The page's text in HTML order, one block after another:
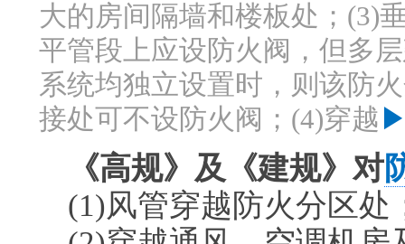
大的房间隔墙和楼板处；(3)
平管段上应设防火阀，但多
系统均独立设置时，则该防
接处可不设防火阀；(4)穿越
《高规》及《建规》对
(1)风管穿越防火分区处